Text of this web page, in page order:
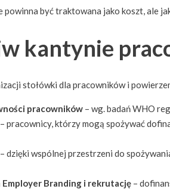
powinna być traktowana jako koszt, ale
kantynie
stołówki dla pracowników i
pracowników – wg. badań WHO
– pracownicy, którzy mogą spożywać
– dzięki wspólnej przestrzeni do
Employer Branding i rekrutację –